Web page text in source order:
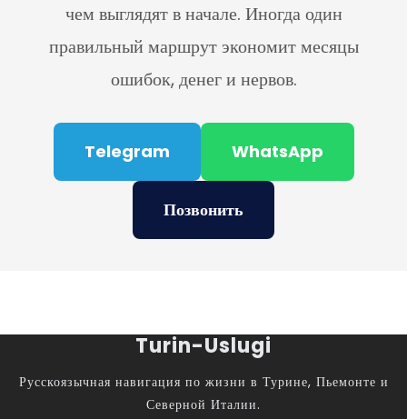
чем выглядят в начале. Иногда один
правильный маршрут экономит месяцы
ошибок, денег и нервов.
Telegram WhatsApp
Позвонить
Turin-Uslugi
Русскоязычная навигация по жизни в Турине, Пьемонте и
Северной Италии.